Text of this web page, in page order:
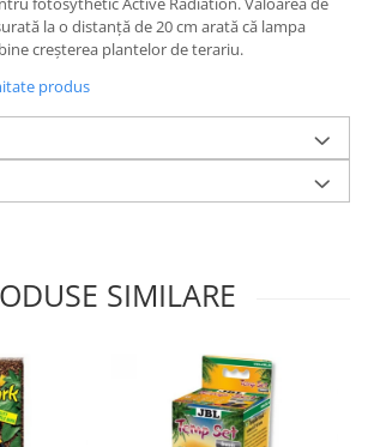
la o distanță de 20 cm arată că lampa
creșterea plantelor de terariu.
produs
SIMILARE